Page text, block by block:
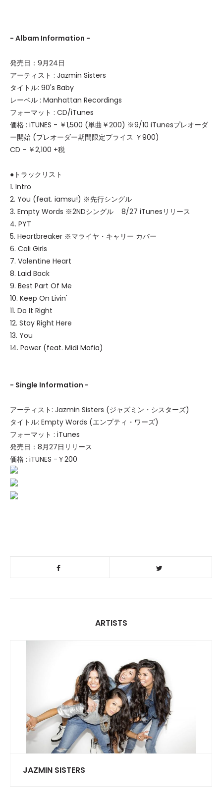
- Albam Information -
発売日：9月24日
アーティスト : Jazmin Sisters
タイトル: 90's Baby
レーベル : Manhattan Recordings
フォーマット : CD/iTunes
価格 : iTUNES - ￥1,500 (単曲￥200) ※9/10 iTunesプレオーダ
ー開始 (プレオーダー期間限定プライス ￥900)
CD - ￥2,100 +税
●トラックリスト
1. Intro
2. You (feat. iamsu!) ※先行シングル
3. Empty Words ※2NDシングル 8/27 iTunesリリース
4. PYT
5. Heartbreaker ※マライヤ・キャリー カバー
6. Cali Girls
7. Valentine Heart
8. Laid Back
9. Best Part Of Me
10. Keep On Livin'
11. Do It Right
12. Stay Right Here
13. You
14. Power (feat. Midi Mafia)
- Single Information -
アーティスト: Jazmin Sisters (ジャズミン・シスターズ)
タイトル: Empty Words (エンプティ・ワーズ)
フォーマット : iTunes
発売日：8月27日リリース
価格 : iTUNES -￥200
ARTISTS
JAZMIN SISTERS